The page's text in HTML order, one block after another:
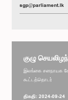
sgp@parliament.lk
குழு
இலங்கை சனநாயக
கூட்டத்தொடர்
திகதி: 2024-09-24